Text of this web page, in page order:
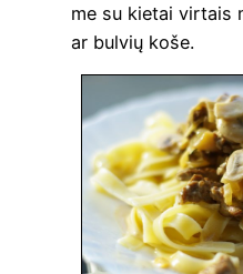
me su kie­tai vir­tais
ar bul­vių koše.